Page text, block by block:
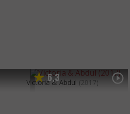
6,3
Victoria & Abdul (2017)